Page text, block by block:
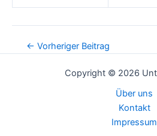
Post← Vorheriger Beitrag
Copyright © 2026
Über uns
Kontakt
Impressum